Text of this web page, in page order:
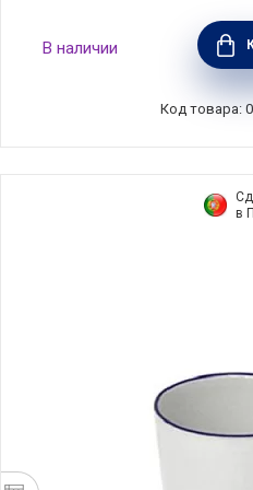
Кружка Redonda,
керамика, Costa Nova,
В наличии
Код товара:
в